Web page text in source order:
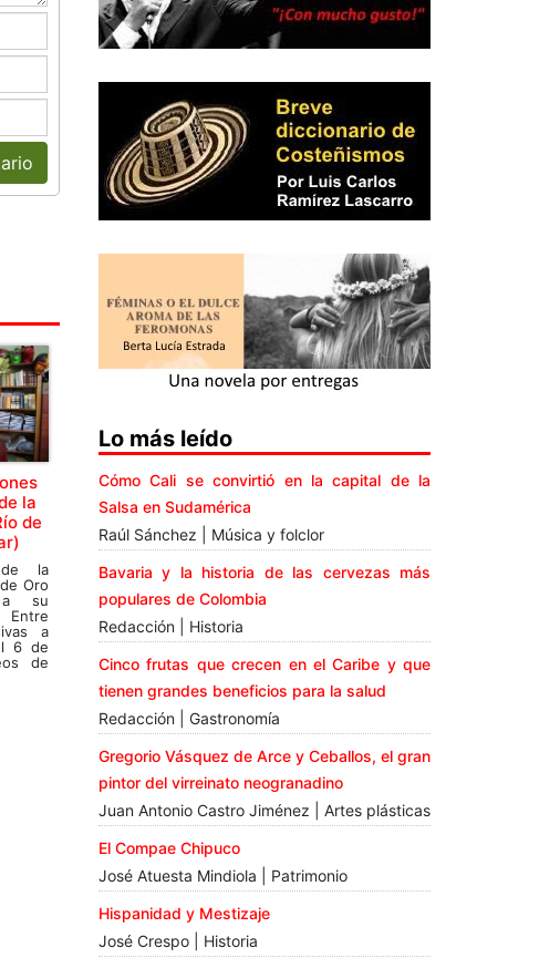
la
de
la
Oro
su
a
6 de
de
Lo más leído
Cómo Cali se convirtió en la capital de la
Salsa en Sudamérica
Raúl Sánchez | Música y folclor
Bavaria y la historia de las cervezas más
populares de Colombia
Redacción | Historia
Cinco frutas que crecen en el Caribe y que
tienen grandes beneficios para la salud
Redacción | Gastronomía
Gregorio Vásquez de Arce y Ceballos, el gran
pintor del virreinato neogranadino
Juan Antonio Castro Jiménez | Artes plásticas
El Compae Chipuco
José Atuesta Mindiola | Patrimonio
Hispanidad y Mestizaje
José Crespo | Historia